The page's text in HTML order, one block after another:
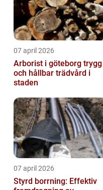
07 april 2026
Arborist i göteborg trygg
och hållbar trädvård i
staden
07 april 2026
Styrd borrning: Effektiv